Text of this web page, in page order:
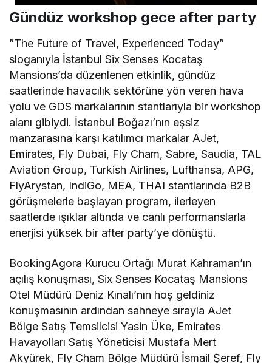
Gündüz workshop gece after party
”The Future of Travel, Experienced Today”
sloganıyla İstanbul Six Senses Kocataş
Mansions’da düzenlenen etkinlik, gündüz
saatlerinde havacılık sektörüne yön veren hava
yolu ve GDS markalarının stantlarıyla bir workshop
alanı gibiydi. İstanbul Boğazı’nın eşsiz
manzarasına karşı katılımcı markalar AJet,
Emirates, Fly Dubai, Fly Cham, Sabre, Saudia, TAL
Aviation Group, Turkish Airlines, Lufthansa, APG,
FlyArystan, IndiGo, MEA, THAI stantlarında B2B
görüşmelerle başlayan program, ilerleyen
saatlerde ışıklar altında ve canlı performanslarla
enerjisi yüksek bir after party’ye dönüştü.
BookingAgora Kurucu Ortağı Murat Kahraman’ın
açılış konuşması, Six Senses Kocataş Mansions
Otel Müdürü Deniz Kınalı’nın hoş geldiniz
konuşmasının ardından sahneye sırayla AJet
Bölge Satış Temsilcisi Yasin Üke, Emirates
Havayolları Satış Yöneticisi Mustafa Mert
Akyürek, Fly Cham Bölge Müdürü İsmail Şeref, Fly